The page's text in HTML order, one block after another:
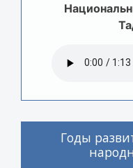
Годы